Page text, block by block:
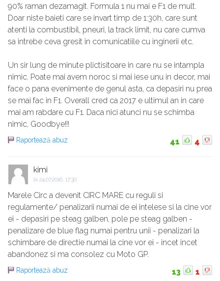
90% raman dezamagit. Formula 1 nu mai e F1 de mult.
Doar niste baieti care se invart timp de 1:30h, care sunt
atenti la combustibil, pneuri, la track limit, nu care cumva
sa intrebe ceva gresit in comunicatiile cu inginerii etc.
Un sir lung de minute plictisitoare in care nu se intampla
nimic. Poate mai avem noroc si mai iese unu in decor, mai
face o pana evenimente de genul asta, ca depasiri nu prea
se mai fac in F1. Overall cred ca 2017 e ultimul an in care
mai am rabdare cu F1. Daca nici atunci nu se schimba
nimic, Goodbye!!!
Raportează abuz 41 4
kimi
la 24.07.2016, 17:30
Marele Circ a devenit CIRC MARE cu reguli si
regulamente/ penalizarii numai de ei intelese si la cine vor
ei - depasiri pe steag galben, pole pe steag galben -
penalizare de blue flag numai pentru unii - penalizari la
schimbare de directie numai la cine vor ei - incet incet
abandonez si ma consolez cu Moto GP.
Raportează abuz 13 1